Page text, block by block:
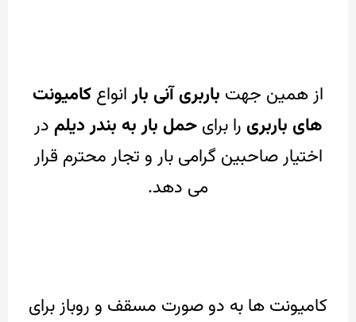
از همین جهت باربری آنی بارانواع کامیونت
های باربری را برایحمل بار به بندر دیلم در
اختیار صاحبین گرامی بار و تجار محترم قرار
می دهد.
کامیونت ها به دو صورت مسقف و روباز برای